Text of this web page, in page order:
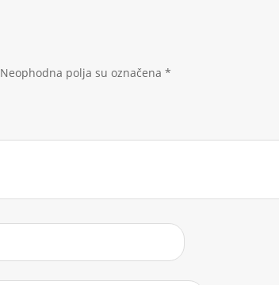
Neophodna polja su označena *